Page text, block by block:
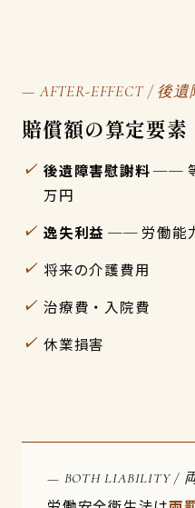
— AFTER-EFFECT / 後
賠償額の算定要素
後遺障害慰謝料──
万円
逸失利益 ── 労働能
将来の介護費用
治療費・入院費
休業損害
— BOTH LIABILITY /